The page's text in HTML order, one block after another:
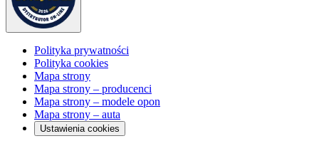
Polityka prywatności
Polityka cookies
Mapa strony
Mapa strony – producenci
Mapa strony – modele opon
Mapa strony – auta
Ustawienia cookies